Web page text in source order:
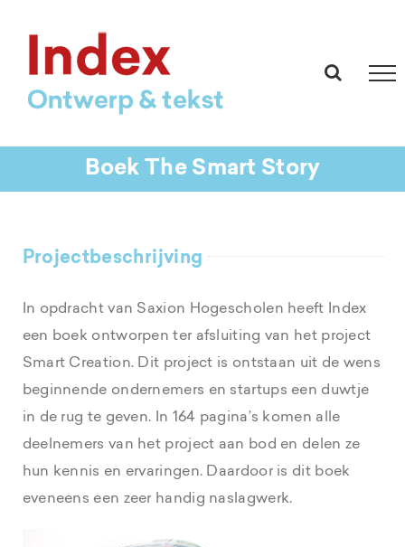
naar
Boek The Smart Story
Projectbeschrijving
In opdracht van Saxion Hogescholen heeft Index
een boek ontworpen ter afsluiting van het project
Smart Creation. Dit project is ontstaan uit de wens
beginnende ondernemers en startups een duwtje
in de rug te geven. In 164 pagina’s komen alle
deelnemers van het project aan bod en delen ze
hun kennis en ervaringen. Daardoor is dit boek
eveneens een zeer handig naslagwerk.